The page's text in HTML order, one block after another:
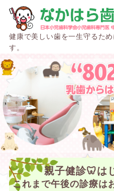
健康で美しい歯を一生守るた
す。
施設基準
小児歯科
院長挨拶
院内紹介
アクセス
親子健診🦷は
これまで午後の診療は